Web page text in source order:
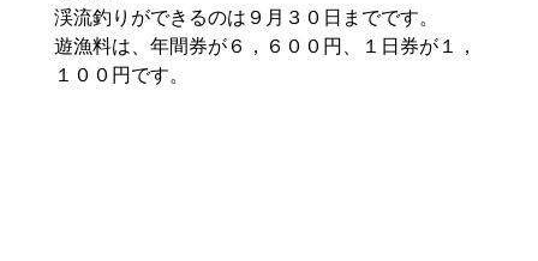
渓流釣りができるのは９月３０日までです。
遊漁料は、年間券が６，６００円、１日券が１，
１００円です。